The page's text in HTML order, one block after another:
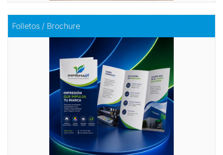
Folletos / Brochure
Impacta con información
Comprar
Comprar